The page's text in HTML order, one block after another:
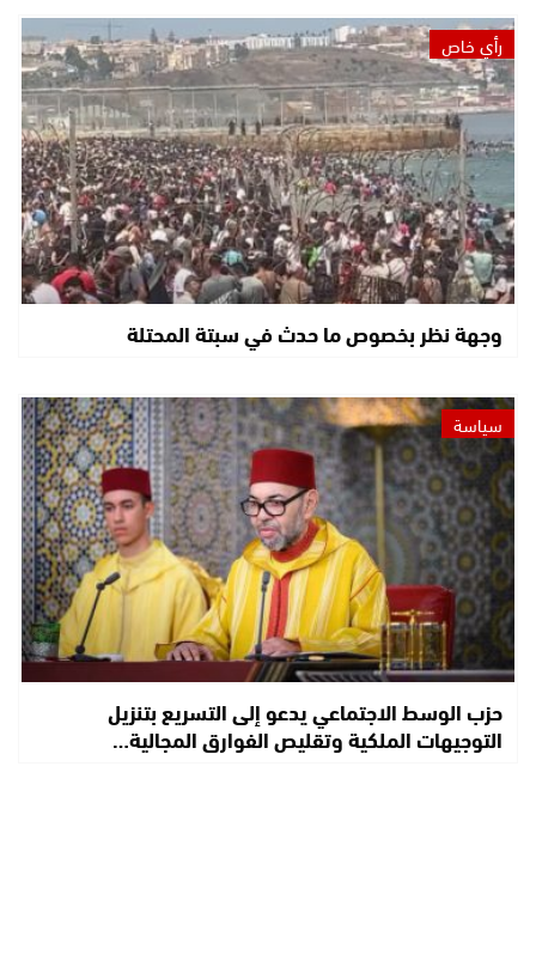
رأي خاص
وجهة نظر بخصوص ما حدث في سبتة المحتلة
سياسة
حزب الوسط الاجتماعي يدعو إلى التسريع بتنزيل
التوجيهات الملكية وتقليص الفوارق المجالية…